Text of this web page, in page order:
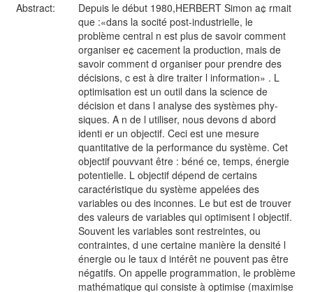
Abstract:
Depuis le début 1980,HERBERT Simon a¢ rmait
que :«dans la socité post-industrielle, le
problème central n est plus de savoir comment
organiser e¢ cacement la production, mais de
savoir comment d organiser pour prendre des
décisions, c est à dire traiter l information» . L
optimisation est un outil dans la science de
décision et dans l analyse des systèmes phy-
siques. A n de l utiliser, nous devons d abord
identi er un objectif. Ceci est une mesure
quantitative de la performance du système. Cet
objectif pouvvant être : béné ce, temps, énergie
potentielle. L objectif dépend de certains
caractéristique du système appelées des
variables ou des inconnes. Le but est de trouver
des valeurs de variables qui optimisent l objectif.
Souvent les variables sont restreintes, ou
contraintes, d une certaine manière la densité l
énergie ou le taux d intérêt ne pouvent pas être
négatifs. On appelle programmation, le problème
mathématique qui consiste à optimise (maximise